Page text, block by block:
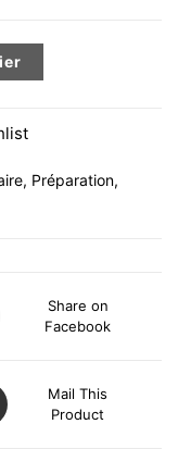
manche en inox
, Préparation,
Share on
Facebook
Mail This
Product